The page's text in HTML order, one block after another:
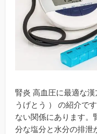
腎炎 高血圧に最適な
うげとう ） の紹介で
ない関係にあります。
分な塩分と水分の排泄